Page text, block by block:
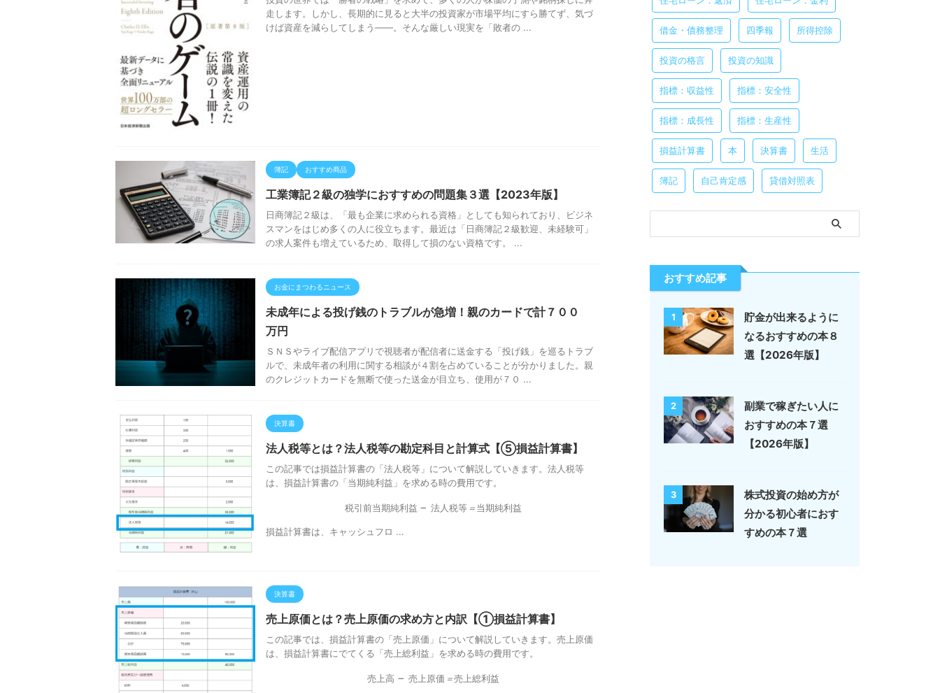
走します。しかし、長期的に見ると大半の投資家が市場平均にすら勝てず、気づ
けば資産を減らしてしまう――。そんな厳しい現実を「敗者の ...
簿記 おすすめ商品
工業簿記２級の独学におすすめの問題集３選【2023年版】
日商簿記２級は、「最も企業に求められる資格」としても知られており、ビジネ
スマンをはじめ多くの人に役立ちます。最近は「日商簿記２級歓迎、未経験可」
の求人案件も増えているため、取得して損のない資格です。 ...
お金にまつわるニュース
未成年による投げ銭のトラブルが急増！親のカードで計７００
万円
ＳＮＳやライブ配信アプリで視聴者が配信者に送金する「投げ銭」を巡るトラブ
ルで、未成年者の利用に関する相談が４割を占めていることが分かりました。親
のクレジットカードを無断で使った送金が目立ち、使用が７０ ...
決算書
法人税等とは？法人税等の勘定科目と計算式【⑤損益計算書】
この記事では損益計算書の「法人税等」について解説していきます。法人税等
は、損益計算書の「当期純利益」を求める時の費用です。
引前 当 期純 利 益 法 人 税 等 ＝当期 純 利
損益計算書は、キャッシュフロ ...
決算書
売上原価とは？売上原価の求め方と内訳【①損益計算書】
この記事では、損益計算書の「売上原価」について解説していきます。売上原価
は、損益計算書にでてくる「売上総利益」を求める時の費用です。
売上 高 売 上原 価 売 上総 利 益
上 高− 上 原価＝ 売 上総利
借金・債務整理 四季報 所得控除
投資の格言 投資の知識
指標：収益性 指標：安全性
指標：成長性 指標：生産性
損益計算書 本 決算書 生活
簿記 自己肯定感 貸借対照表
おすすめ記事
1
貯金が出来るように
なるおすすめの本８
選【2026年版】
2
副業で稼ぎたい人に
おすすめの本７選
【2026年版】
3
株式投資の始め方が
分かる初心者におす
すめの本７選